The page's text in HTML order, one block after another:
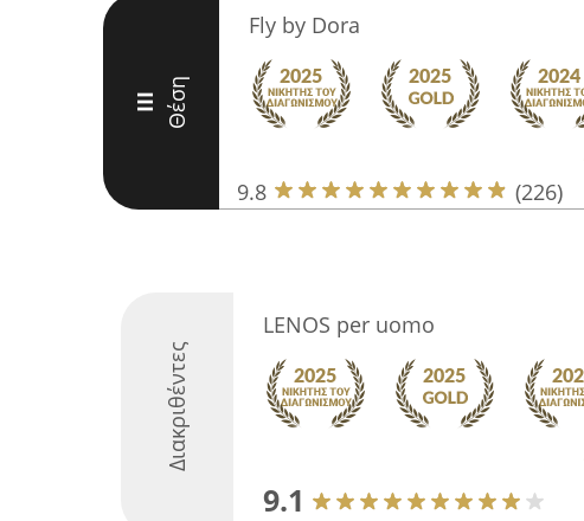
III Θέση
Fly by Dora
9.8 (226)
Διακριθέντες
LENOS per uomo
9.1